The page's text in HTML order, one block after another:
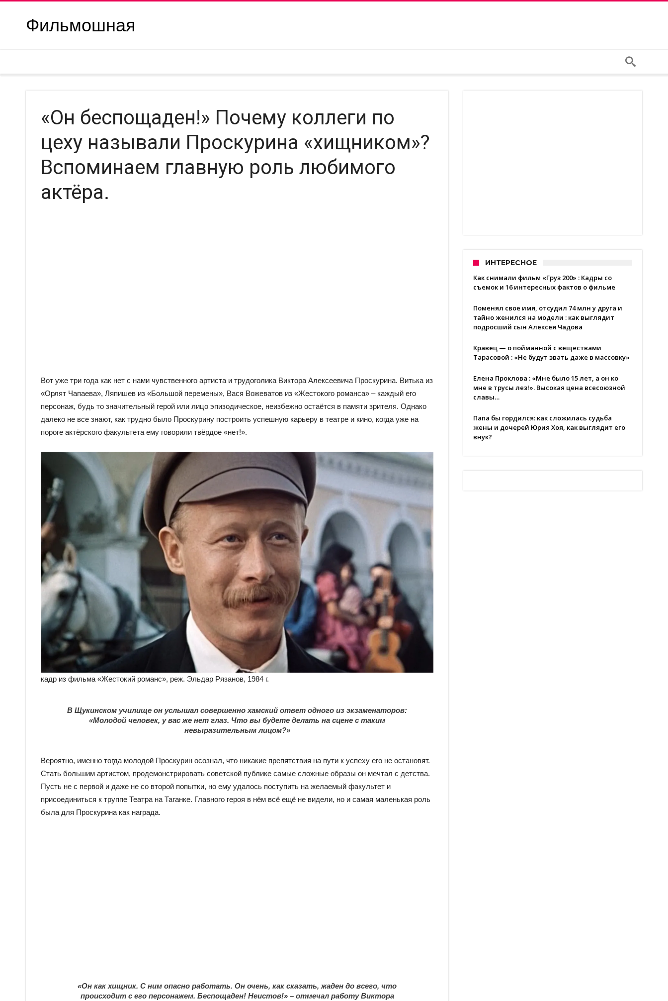
Фильмошная
«Он беспощаден!» Почему коллеги по
цеху называли Проскурина «хищником»?
Вспоминаем главную роль любимого
актёра.
Вот уже три года как нет с нами чувственного артиста и трудоголика Виктора Алексеевича Проскурина. Витька из
«Орлят Чапаева», Ляпишев из «Большой перемены», Вася Вожеватов из «Жестокого романса» – каждый его
персонаж, будь то значительный герой или лицо эпизодическое, неизбежно остаётся в памяти зрителя. Однако
далеко не все знают, как трудно было Проскурину построить успешную карьеру в театре и кино, когда уже на
пороге актёрского факультета ему говорили твёрдое «нет!».
кадр из фильма «Жестокий романс», реж. Эльдар Рязанов, 1984 г.
В Щукинском училище он услышал совершенно хамский ответ одного из экзаменаторов:
«Молодой человек, у вас же нет глаз. Что вы будете делать на сцене с таким
невыразительным лицом?»
Вероятно, именно тогда молодой Проскурин осознал, что никакие препятствия на пути к успеху его не остановят.
Стать большим артистом, продемонстрировать советской публике самые сложные образы он мечтал с детства.
Пусть не с первой и даже не со второй попытки, но ему удалось поступить на желаемый факультет и
присоединиться к труппе Театра на Таганке. Главного героя в нём всё ещё не видели, но и самая маленькая роль
была для Проскурина как награда.
«Он как хищник. С ним опасно работать. Он очень, как сказать, жаден до всего, что
происходит с его персонажем. Беспощаден! Неистов!» – отмечал работу Виктора
ИНТЕРЕСНОЕ
Как снимали фильм «Груз 200» : Кадры со
съемок и 16 интересных фактов о фильме
Поменял свое имя, отсудил 74 млн у друга и
тайно женился на модели : как выглядит
подросший сын Алексея Чадова
Кравец — о пойманной с веществами
Тарасовой : «Не будут звать даже в массовку»
Елена Проклова : «Мне было 15 лет, а он ко
мне в трусы лез!». Высокая цена всесоюзной
славы…
Папа бы гордился: как сложилась судьба
жены и дочерей Юрия Хоя, как выглядит его
внук?